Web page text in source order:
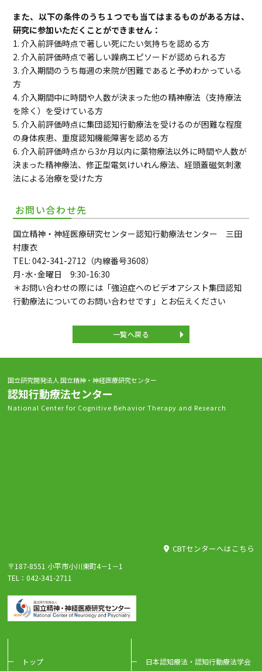
また、以下の条件のうち１つでも当てはまるものがある方は、
研究に参加いただくことができません：
1. 介入前評価時点で著しい死にたい気持ちを認める方
2. 介入前評価時点で著しい躁病エピソードが認められる方
3. 介入期間のうち毎週の来院が困難であると予めわかっている
方
4. 介入期間中に時間や人数が決まった他の精神療法（支持療法
を除く）を受けている方
5. 介入前評価時点に集団認知行動療法を受けるのが困難な程度
の身体疾患、重度認知機能障害を認める方
6. 介入前評価時点から3か月以内に薬物療法以外に時間や人数が
決まった精神療法、修正型電気けいれん療法、経頭蓋磁気刺激
法による治療を受けた方
お問い合わせ先
国立精神・神経医療研究センター認知行動療法センター 三田
村康衣
TEL: 042-341-2712（内線番号3608）
月･水･金曜日 9:30-16:30
＊お問い合わせの際には「強迫症へのビデオアシスト集団認知
行動療法についてのお問い合わせです」とお伝えください
一覧へ戻る
国立研究開発法人 国立精神・神経医療研究センター
認知行動療法センター
National Center for Cognitive Behavior Therapy and Research
CBTセンターへはこちら
〒187-8551 小平市小川東町4－1－1
TEL：042-341-2711
トップ 日本認知療法・認知行動療法学会